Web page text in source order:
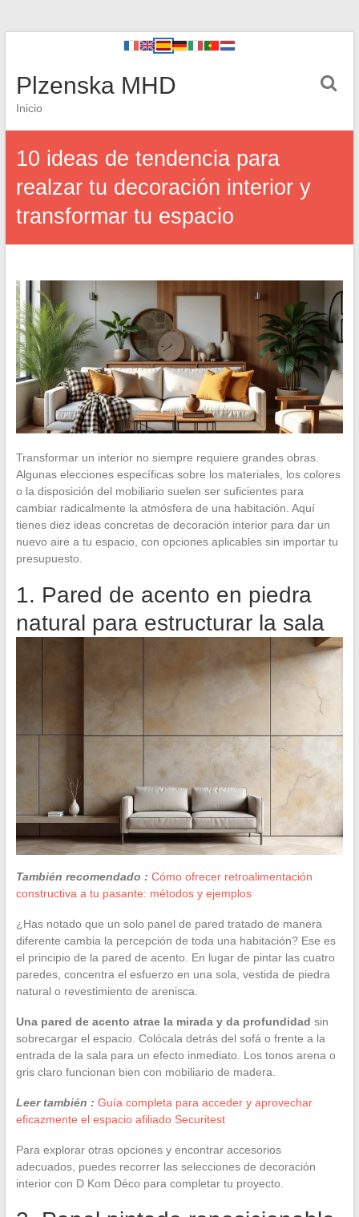
Plzenska MHD
Inicio
10 ideas de tendencia para
realzar tu decoración interior y
transformar tu espacio
Transformar un interior no siempre requiere grandes obras.
Algunas elecciones específicas sobre los materiales, los colores
o la disposición del mobiliario suelen ser suficientes para
cambiar radicalmente la atmósfera de una habitación. Aquí
tienes diez ideas concretas de decoración interior para dar un
nuevo aire a tu espacio, con opciones aplicables sin importar tu
presupuesto.
1. Pared de acento en piedra
natural para estructurar la sala
También recomendado : Cómo ofrecer retroalimentación
constructiva a tu pasante: métodos y ejemplos
¿Has notado que un solo panel de pared tratado de manera
diferente cambia la percepción de toda una habitación? Ese es
el principio de la pared de acento. En lugar de pintar las cuatro
paredes, concentra el esfuerzo en una sola, vestida de piedra
natural o revestimiento de arenisca.
Una pared de acento atrae la mirada y da profundidad sin
sobrecargar el espacio. Colócala detrás del sofá o frente a la
entrada de la sala para un efecto inmediato. Los tonos arena o
gris claro funcionan bien con mobiliario de madera.
Leer también : Guía completa para acceder y aprovechar
eficazmente el espacio afiliado Securitest
Para explorar otras opciones y encontrar accesorios
adecuados, puedes recorrer las selecciones de decoración
interior con D Kom Déco para completar tu proyecto.